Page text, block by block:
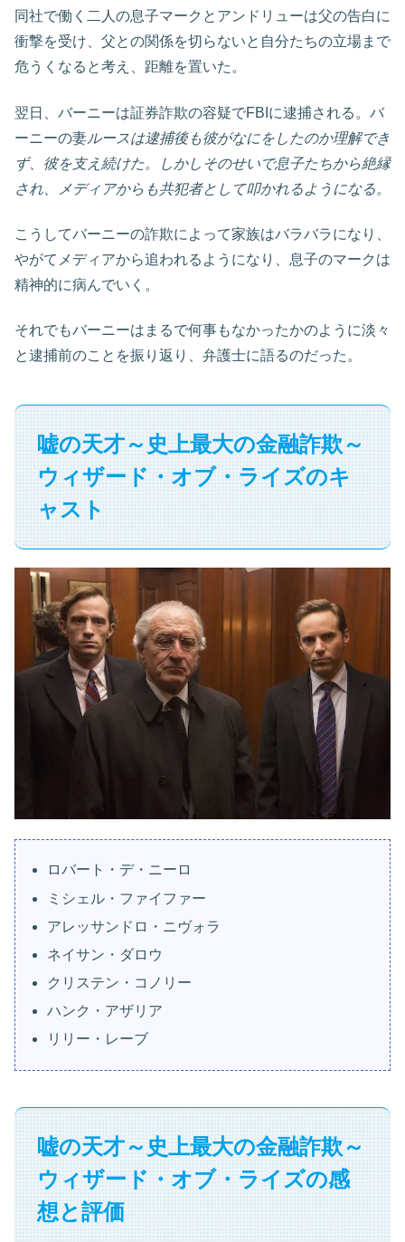
同社で働く二人の息子マークとアンドリューは父の告白に
衝撃を受け、父との関係を切らないと自分たちの立場まで
危うくなると考え、距離を置いた。
翌日、バーニーは証券詐欺の容疑でFBIに逮捕される。バ
ーニーの妻ルースは逮捕後も彼がなにをしたのか理解でき
ず、彼を支え続けた。しかしそのせいで息子たちから絶縁
され、メディアからも共犯者として叩かれるようになる。
こうしてバーニーの詐欺によって家族はバラバラになり、
やがてメディアから追われるようになり、息子のマークは
精神的に病んでいく。
それでもバーニーはまるで何事もなかったかのように淡々
と逮捕前のことを振り返り、弁護士に語るのだった。
嘘の天才～史上最大の金融詐欺～
ウィザード・オブ・ライズのキ
ャスト
ロバート・デ・ニーロ
ミシェル・ファイファー
アレッサンドロ・ニヴォラ
ネイサン・ダロウ
クリステン・コノリー
ハンク・アザリア
リリー・レーブ
嘘の天才～史上最大の金融詐欺～
ウィザード・オブ・ライズの感
想と評価